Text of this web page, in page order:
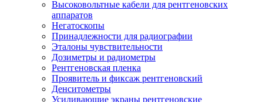
Высоковольтные кабели для рентгеновских
аппаратов
Негатоскопы
Принадлежности для радиографии
Эталоны чувствительности
Дозиметры и радиометры
Рентгеновская пленка
Проявитель и фиксаж рентгеновский
Денситометры
Усиливающие экраны рентгеновские